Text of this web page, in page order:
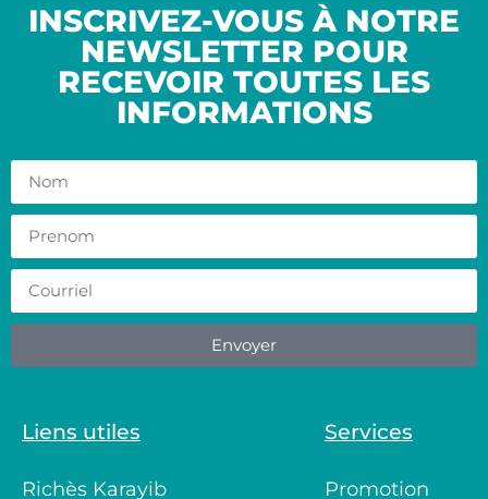
INSCRIVEZ-VOUS À NOTRE
NEWSLETTER POUR
RECEVOIR TOUTES LES
INFORMATIONS
Envoyer
Liens utiles
Richès Karayib
Services
Promotion